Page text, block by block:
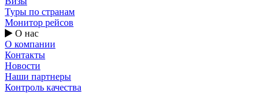
Туры по странам
Монитор рейсов
О нас
О компании
Контакты
Новости
Наши партнеры
Контроль качества